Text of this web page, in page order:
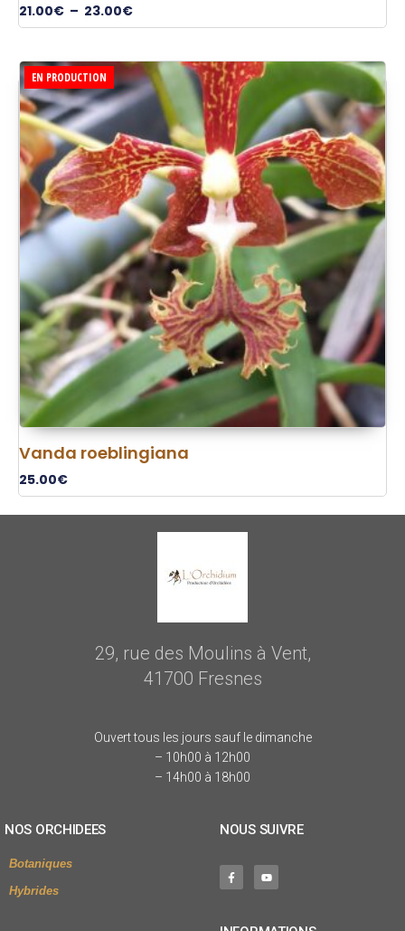
21.00€ – 23.00€
EN PRODUCTION
Vanda roeblingiana
25.00€
29, rue des Moulins à Vent,
41700 Fresnes
Ouvert tous les jours sauf le dimanche
– 10h00 à 12h00
– 14h00 à 18h00
NOS ORCHIDEES
Botaniques
Hybrides
NOUS SUIVRE